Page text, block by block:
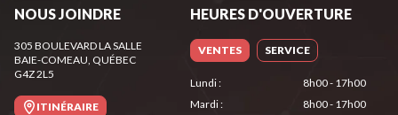
NOUS JOINDRE
305 BOULEVARD LA SALLE
BAIE-COMEAU, QUÉBEC
G4Z 2L5
ITINÉRAIRE
HEURES D'OUVERTURE
VENTES SERVICE
Lundi:
8h00 - 17h00
Mardi:
8h00 - 17h00